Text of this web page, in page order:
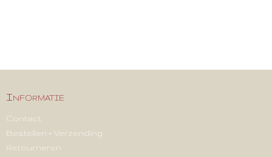
Informatie
Contact
Bestellen + Verzending
Retourneren